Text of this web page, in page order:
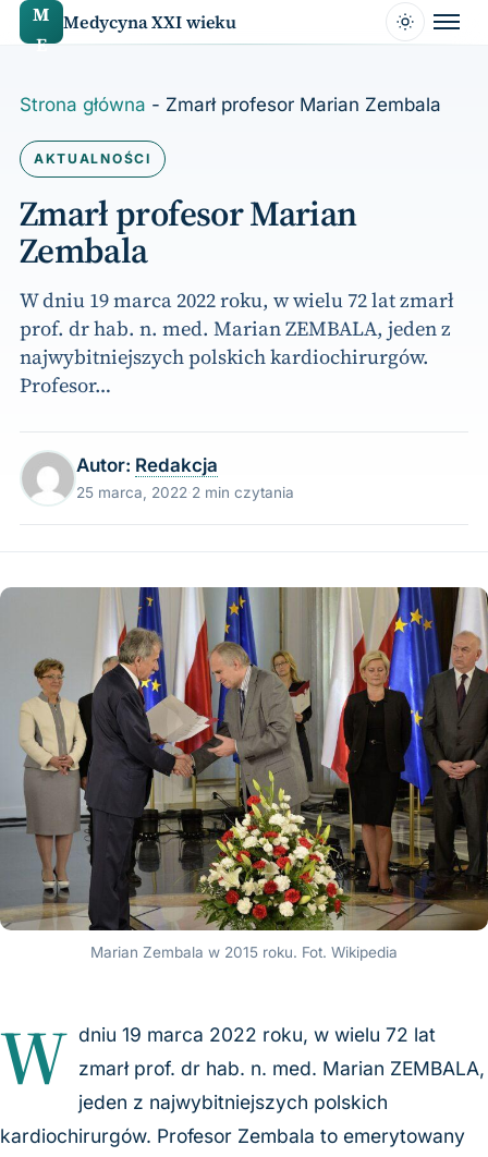
do
treści
M
E
Medycyna XXI wieku
Strona główna - Zmarł profesor Marian Zembala
AKTUALNOŚCI
Zmarł profesor Marian
Zembala
W dniu 19 marca 2022 roku, w wielu 72 lat zmarł
prof. dr hab. n. med. Marian ZEMBALA, jeden z
najwybitniejszych polskich kardiochirurgów.
Profesor…
Autor: Redakcja
25 marca, 2022 2 min czytania
Marian Zembala w 2015 roku. Fot. Wikipedia
W dniu 19 marca 2022 roku, w wielu 72 lat
zmarł prof. dr hab. n. med. Marian ZEMBALA,
jeden z najwybitniejszych polskich
kardiochirurgów. Profesor Zembala to emerytowany